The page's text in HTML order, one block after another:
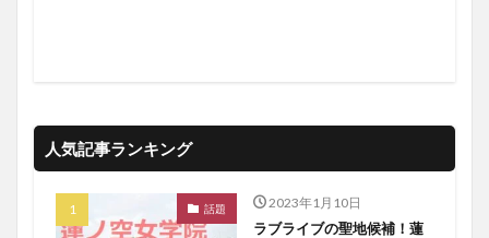
人気記事ランキング
話題 2023年1月10日
ラブライブの聖地候補！蓮